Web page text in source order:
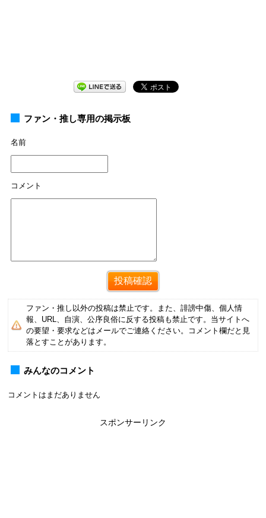
ファン・推し専用の掲示板
名前
コメント
ファン・推し以外の投稿は禁止です。また、誹謗中傷、個人情
報、URL、自演、公序良俗に反する投稿も禁止です。当サイトへ
の要望・要求などはメールでご連絡ください。コメント欄だと見
落とすことがあります。
みんなのコメント
コメントはまだありません
スポンサーリンク